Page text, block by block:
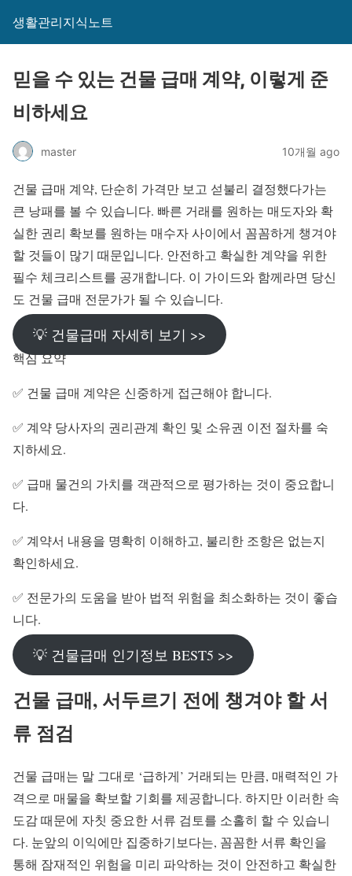
생활관리지식노트
믿을 수 있는 건물 급매 계약, 이렇게 준
비하세요
master 10개월 ago
건물 급매 계약, 단순히 가격만 보고 섣불리 결정했다가는
큰 낭패를 볼 수 있습니다. 빠른 거래를 원하는 매도자와 확
실한 권리 확보를 원하는 매수자 사이에서 꼼꼼하게 챙겨야
할 것들이 많기 때문입니다. 안전하고 확실한 계약을 위한
필수 체크리스트를 공개합니다. 이 가이드와 함께라면 당신
도 건물 급매 전문가가 될 수 있습니다.
💡 건물급매 자세히 보기 >>
핵심 요약
✅ 건물 급매 계약은 신중하게 접근해야 합니다.
✅ 계약 당사자의 권리관계 확인 및 소유권 이전 절차를 숙
지하세요.
✅ 급매 물건의 가치를 객관적으로 평가하는 것이 중요합니
다.
✅ 계약서 내용을 명확히 이해하고, 불리한 조항은 없는지
확인하세요.
✅ 전문가의 도움을 받아 법적 위험을 최소화하는 것이 좋습
니다.
💡 건물급매 인기정보 BEST5 >>
건물 급매, 서두르기 전에 챙겨야 할 서
류 점검
건물 급매는 말 그대로 ‘급하게’ 거래되는 만큼, 매력적인 가
격으로 매물을 확보할 기회를 제공합니다. 하지만 이러한 속
도감 때문에 자칫 중요한 서류 검토를 소홀히 할 수 있습니
다. 눈앞의 이익에만 집중하기보다는, 꼼꼼한 서류 확인을
통해 잠재적인 위험을 미리 파악하는 것이 안전하고 확실한